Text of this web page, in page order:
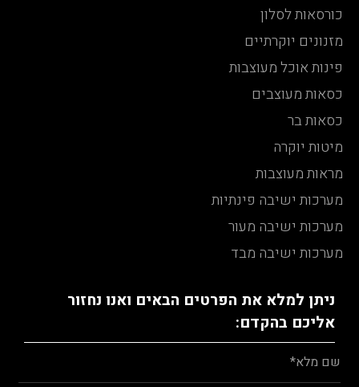
כורסאות לסלון
מזנונים יוקרתיים
פינות אוכל מעוצבות
כסאות מעוצבים
כסאות בר
מיטות יוקרה
מראות מעוצבות
מערכות ישיבה פינתיות
מערכות ישיבה מעור
מערכות ישיבה מבד
ניתן למלא את הפרטים הבאים ואנו נחזור
אליכם בהקדם: